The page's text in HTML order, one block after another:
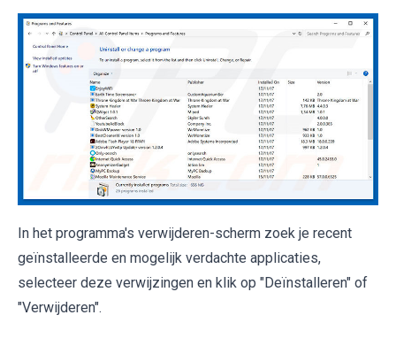
In het programma's verwijderen-scherm zoek je recent
geïnstalleerde en mogelijk verdachte applicaties,
selecteer deze verwijzingen en klik op "Deïnstalleren" of
"Verwijderen".